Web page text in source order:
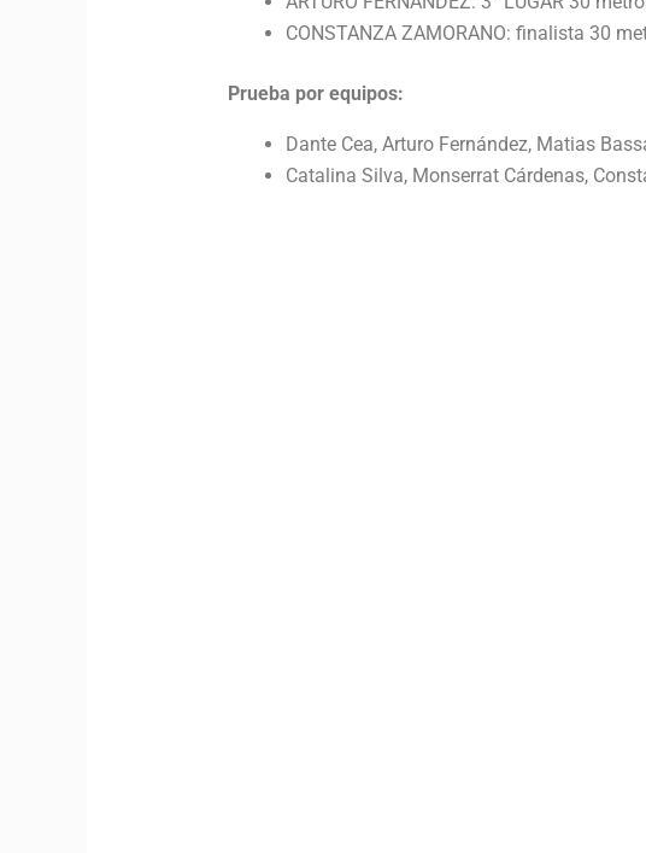
CONSTANZA ZAMORANO: finalista 30
Prueba por equipos:
Dante Cea, Arturo Fernández, Matias
Catalina Silva, Monserrat Cárdenas,